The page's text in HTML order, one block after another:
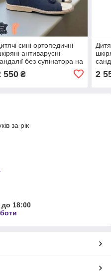
сині ортопедичні
антиварусні
без супінатора на
550₴ 2
за рік
до 18:00